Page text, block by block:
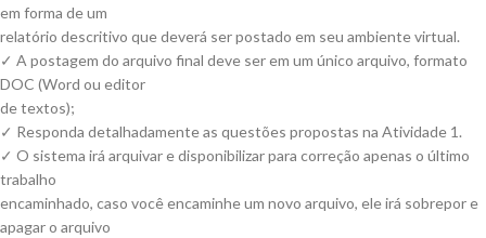
em forma de um
relatório descritivo que deverá ser postado em seu ambiente virtual.
✓ A postagem do arquivo final deve ser em um único arquivo, formato
DOC (Word ou editor
de textos);
✓ Responda detalhadamente as questões propostas na Atividade 1.
✓ O sistema irá arquivar e disponibilizar para correção apenas o último
trabalho
encaminhado, caso você encaminhe um novo arquivo, ele irá sobrepor e
apagar o arquivo